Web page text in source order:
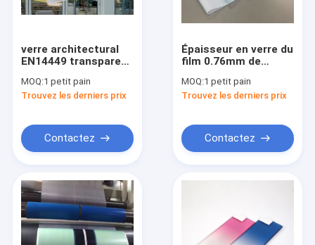
Produits
Au sujet de nous
verre architectural
EN14449 transparent
intermédiaire de
0.38mm PVB
MOQ:1 petit pain
Trouvez les derniers prix
Contactez
Épaisseur en verre du
film 0.76mm de
des pare-brise clairs
PVB
MOQ:1 petit pain
Trouvez les derniers prix
Contactez